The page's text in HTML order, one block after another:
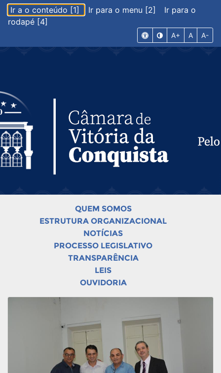
Ir a o conteúdo [1] Ir para o menu [2]
Ir para o
rodapé [4]
A+ A A-
QUEM SOMOS
ESTRUTURA ORGANIZACIONAL
NOTÍCIAS
PROCESSO LEGISLATIVO
TRANSPARÊNCIA
LEIS
OUVIDORIA